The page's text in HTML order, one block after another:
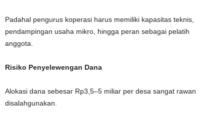
Padahal pengurus koperasi harus memiliki kapasitas teknis,
pendampingan usaha mikro, hingga peran sebagai pelatih
anggota.
Risiko Penyelewengan Dana
Alokasi dana sebesar Rp3,5–5 miliar per desa sangat rawan
disalahgunakan.